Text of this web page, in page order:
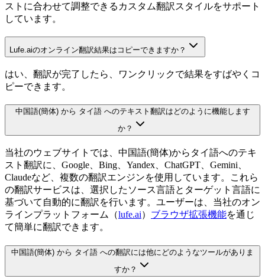
ストに合わせて調整できるカスタム翻訳スタイルをサポート
しています。
Lufe.aiのオンライン翻訳結果はコピーできますか？
はい、翻訳が完了したら、ワンクリックで結果をすばやくコ
ピーできます。
中国語(簡体) から タイ語 へのテキスト翻訳はどのように機能します
か？
当社のウェブサイトでは、中国語(簡体)からタイ語へのテキ
スト翻訳に、Google、Bing、Yandex、ChatGPT、Gemini、
Claudeなど、複数の翻訳エンジンを使用しています。これら
の翻訳サービスは、選択したソース言語とターゲット言語に
基づいて自動的に翻訳を行います。ユーザーは、当社のオン
ラインプラットフォーム（lufe.ai） ブラウザ拡張機能を通じ
て簡単に翻訳できます。
中国語(簡体) から タイ語 への翻訳には他にどのようなツールがありま
すか？